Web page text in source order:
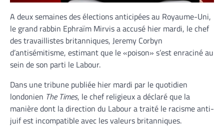
A deux semaines des élections anticipées au Royaume-Uni,
le grand rabbin Ephraïm Mirvis a accusé hier mardi, le chef
des travaillistes britanniques, Jeremy Corbyn
d’antisémitisme, estimant que le «poison» s’est enraciné au
sein de son parti le Labour.
Dans une tribune publiée hier mardi par le quotidien
londonien The Times, le chef religieux a déclaré que la
manière dont la direction du Labour a traité le racisme anti-
juif est incompatible avec les valeurs britanniques.